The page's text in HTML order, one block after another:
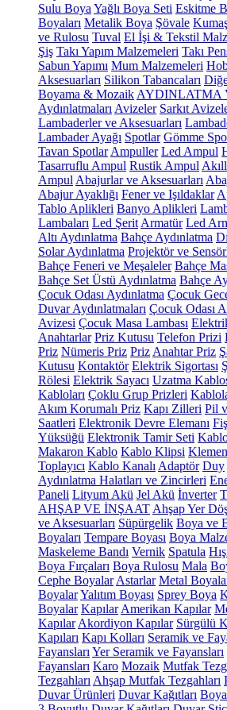
Sulu Boya Yağlı Boya Seti Eskitme
Boyaları Metalik Boya Şövale
ve Rulosu Tuval El İşi & Tekstil
Şiş Takı Yapım Malzemeleri Takı
Sabun Yapımı Mum Malzemeleri
Aksesuarları Silikon Tabancaları
Boyama & Mozaik AYDINLATMA
Aydınlatmaları Avizeler Sarkıt
Lambaderler ve Aksesuarları
Lambader Ayağı Spotlar Gömme
Tavan Spotlar Ampuller Led Ampul
Tasarruflu Ampul Rustik Ampul
Ampul Abajurlar ve Aksesuarları
Abajur Ayaklığı Fener ve Işıldaklar
Tablo Aplikleri Banyo Aplikleri
Lambaları Led Şerit Armatür Led
Altı Aydınlatma Bahçe Aydınlatma
Solar Aydınlatma Projektör ve
Bahçe Feneri ve Meşaleler Bahçe
Bahçe Set Üstü Aydınlatma Bahçe
Çocuk Odası Aydınlatma Çocuk
Duvar Aydınlatmaları Çocuk Odası
Avizesi Çocuk Masa Lambası
Anahtarlar Priz Kutusu Telefon Prizi
Priz Nümeris Priz Priz Anahtar Priz
Kutusu Kontaktör Elektrik Sigortası
Rölesi Elektrik Sayacı Uzatma
Kabloları Çoklu Grup Prizleri
Akım Korumalı Priz Kapı Zilleri Pil
Saatleri Elektronik Devre Elemanı Fiş
Yüksüğü Elektronik Tamir Seti
Makaron Kablo Kablo Klipsi
Toplayıcı Kablo Kanalı Adaptör Duy
Aydınlatma Halatları ve Zincirleri
Paneli Lityum Akü Jel Akü İnverter
AHŞAP VE İNŞAAT Ahşap Yer
ve Aksesuarları Süpürgelik Boya ve
Boyaları Tempare Boyası Boya
Maskeleme Bandı Vernik Spatula
Boya Fırçaları Boya Rulosu Mala
Cephe Boyalar Astarlar Metal
BoyalarYalıtım Boyası Sprey Boya
Boyalar Kapılar Amerikan Kapılar
Kapılar Akordiyon Kapılar Sürgülü
Kapıları Kapı Kolları Seramik ve
Fayansları Yer Seramik ve Fayansları
Fayansları Karo Mozaik Mutfak
Tezgahları Ahşap Mutfak Tezgahları
Duvar Ürünleri Duvar Kağıtları